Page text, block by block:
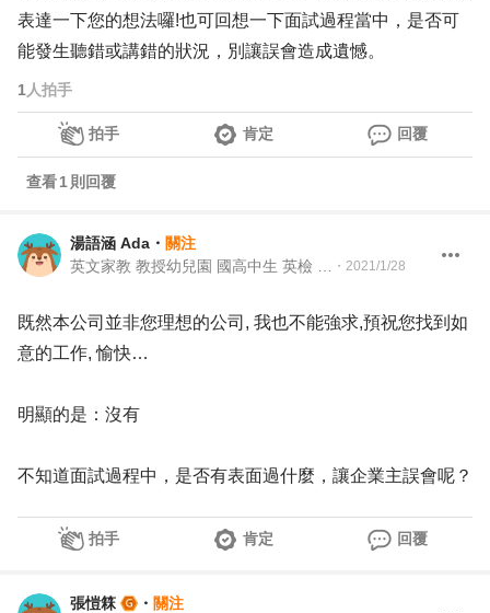
表達一下您的想法囉!也可回想一下面試過程當中，是否可
能發生聽錯或講錯的狀況，別讓誤會造成遺憾。
1 人拍手
拍手 肯定 回覆
查看1 則回覆
湯語涵 Ada ・ 關注
・ 2021/1/28
既然本公司並非您理想的公司, 我也不能強求,預祝您找到如
意的工作, 愉快…
明顯的是：沒有
不知道面試過程中，是否有表面過什麼，讓企業主誤會呢？
拍手 肯定 回覆
張愷箖 ・ 關注